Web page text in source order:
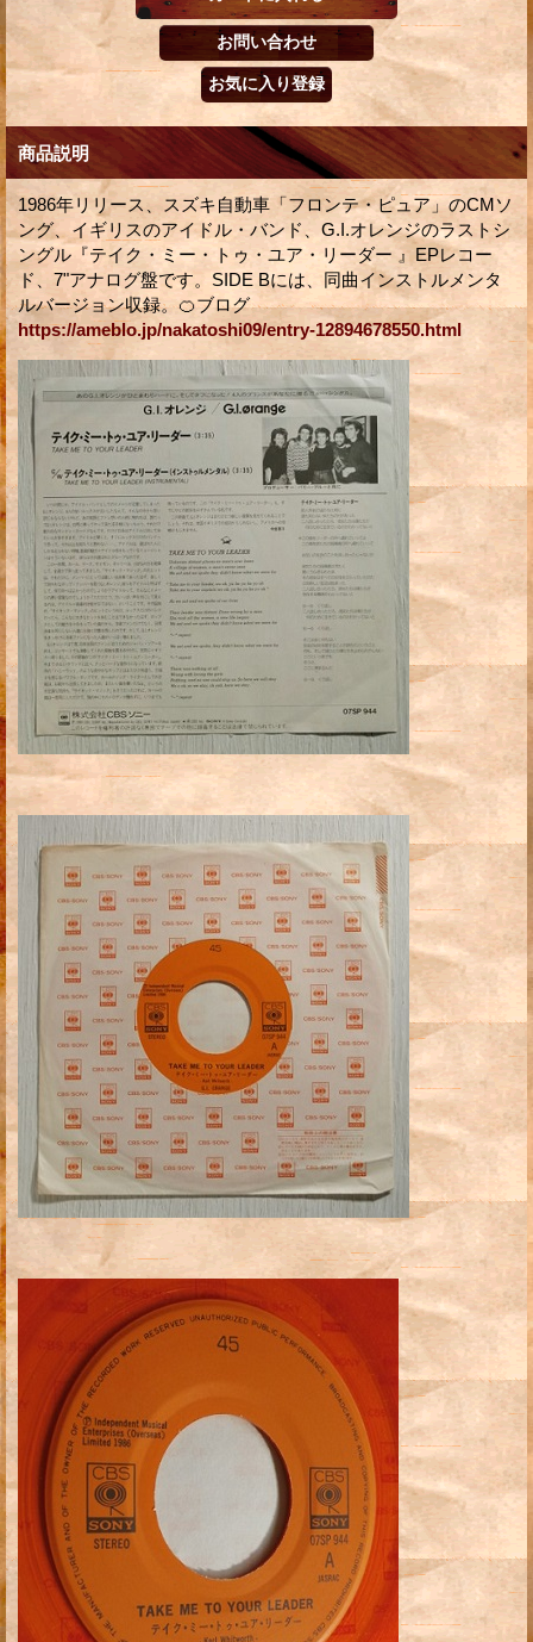
商品説明
1986年リリース、スズキ自動車「フロンテ・ピュア」のCMソ
ング、イギリスのアイドル・バンド、G.I.オレンジのラストシ
ングル『テイク・ミー・トゥ・ユア・リーダー 』EPレコー
ド、7"アナログ盤です。SIDE Bには、同曲インストルメンタ
ルバージョン収録。🍊ブログ
https://ameblo.jp/nakatoshi09/entry-12894678550.html